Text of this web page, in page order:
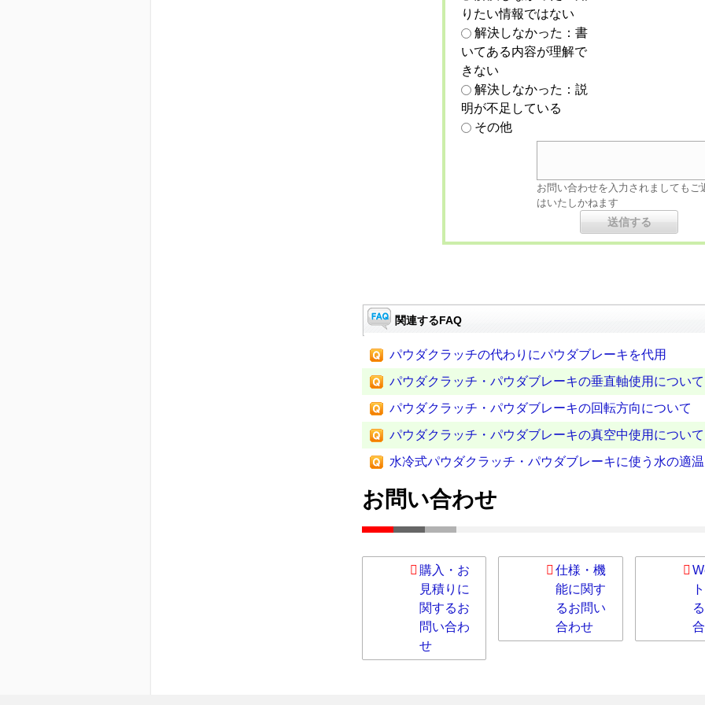
りたい情報ではない
解決しなかった：書
いてある内容が理解で
きない
解決しなかった：説
明が不足している
その他
お問い合わせを入力されましてもご
はいたしかねます
関連するFAQ
パウダクラッチの代わりにパウダブレーキを代用
パウダクラッチ・パウダブレーキの垂直軸使用について
パウダクラッチ・パウダブレーキの回転方向について
パウダクラッチ・パウダブレーキの真空中使用について
水冷式パウダクラッチ・パウダブレーキに使う水の適
お問い合わせ
購入・お
見積りに
関するお
問い合わ
せ
仕様・機
能に関す
るお問い
合わせ